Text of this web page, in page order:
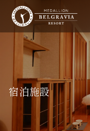
宿泊施設